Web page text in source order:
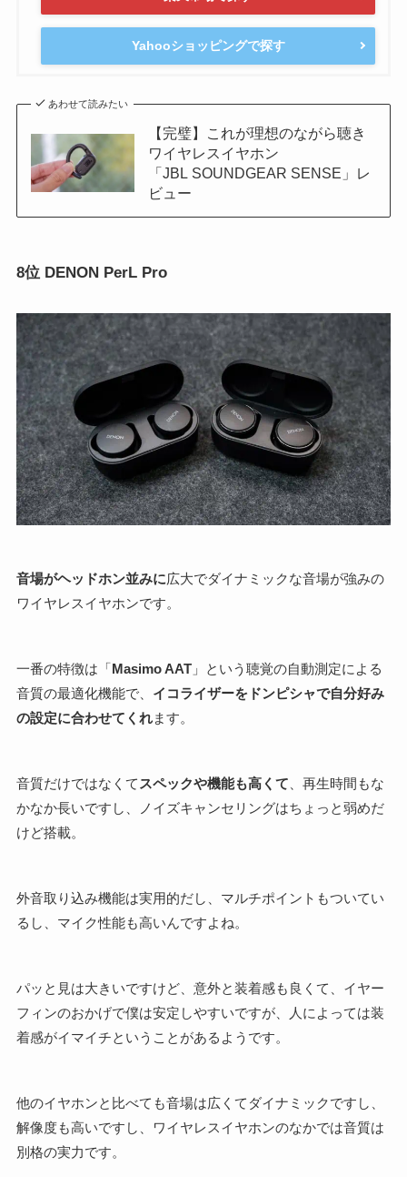
Yahooショッピングで探す
あわせて読みたい
【完璧】これが理想のながら聴き
ワイヤレスイヤホン
「JBL SOUNDGEAR SENSE」レ
ビュー
8位 DENON PerL Pro
音場がヘッドホン並みに広大でダイナミックな音場が強みの
ワイヤレスイヤホンです。
一番の特徴は「Masimo AAT」という聴覚の自動測定による
音質の最適化機能で、 イコライザーをドンピシャで自分好み
の設定に合わせてくれます。
音質だけではなくて スペックや機能も高くて 、再生時間もな
かなか長いですし、ノイズキャンセリングはちょっと弱めだ
けど搭載。
外音取り込み機能は実用的だし、マルチポイントもついてい
るし、マイク性能も高いんですよね。
パッと見は大きいですけど、意外と装着感も良くて、イヤー
フィンのおかげで僕は安定しやすいですが、人によっては装
着感がイマイチということがあるようです。
他のイヤホンと比べても音場は広くてダイナミックですし、
解像度も高いですし、ワイヤレスイヤホンのなかでは音質は
別格の実力です。